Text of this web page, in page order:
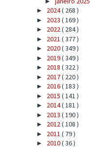
► 2024( 268 )
► 2023 ( 169 )
► 2022( 284 )
► 2021 ( 377 )
► 2020( 349 )
► 2019( 349 )
► 2018 ( 322 )
► 2017( 220 )
► 2016( 183 )
► 2015 ( 141 )
► 2014( 181 )
► 2013 ( 190 )
► 2012( 108 )
► 2011 ( 79 )
► 2010( 36 )